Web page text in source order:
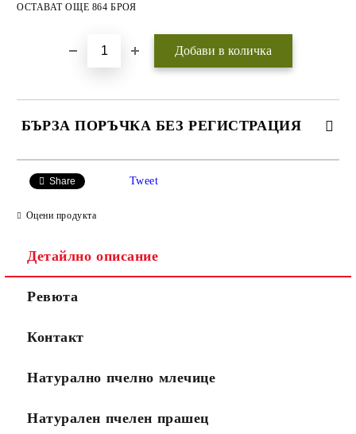
ОСТАВАТ ОЩЕ 864 БРОЯ
БЪРЗА ПОРЪЧКА БЕЗ РЕГИСТРАЦИЯ
до няколко дни за да
да пристигне максимално
0888323134.
10 работни дни.
Share Tweet
Оцени продукта
Детайлно описание
Ревюта
Контакт
Натурално пчелно млечице
Натурален пчелен прашец